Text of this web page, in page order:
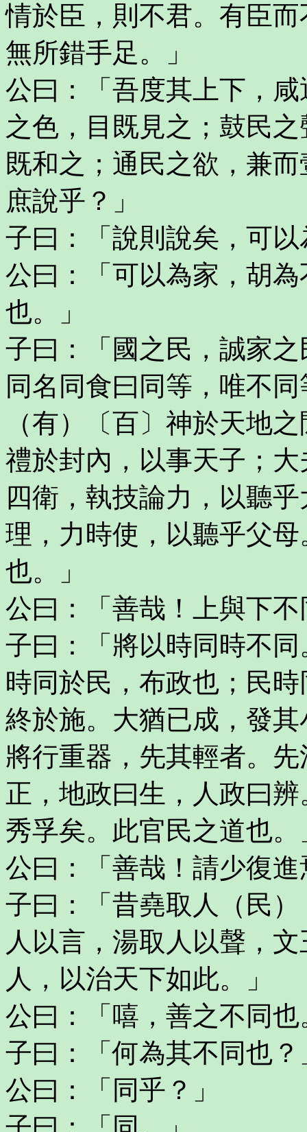
情於臣，則不君。有臣
無所錯手足。」
公曰：「吾度其上下，
之色，目既見之；鼓民
既和之；通民之欲，兼
庶說乎？」
子曰：「說則說矣，可
公曰：「可以為家，胡
也。」
子曰：「國之民，誠家
同名同食曰同等，唯不
（有）〔百〕神於天地
禮於封內，以事天子；
四衛，執技論力，以聽
理，力時使，以聽乎父
也。」
公曰：「善哉！上與下
子曰：「將以時同時不
時同於民，布政也；民
終於施。大猶已成，發
將行重器，先其輕者。
正，地政曰生，人政曰
秀孚矣。此官民之道也。
公曰：「善哉！請少復進
子曰：「昔堯取人（民
人以言，湯取人以聲，
人，以治天下如此。」
公曰：「嘻，善之不同也
子曰：「何為其不同也？
公曰：「同乎？」